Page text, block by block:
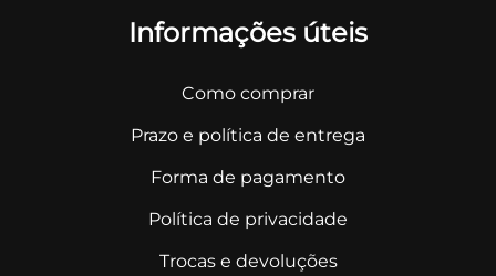
Informações úteis
Como comprar
Prazo e política de entrega
Forma de pagamento
Política de privacidade
Trocas e devoluções